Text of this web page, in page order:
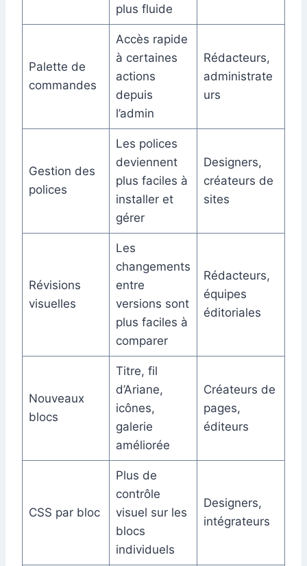
plus fluide
Palette de
commandes
Accès rapide
à certaines
actions
depuis
l’admin
Rédacteurs,
administrate
urs
Gestion des
polices
Les polices
deviennent
plus faciles à
installer et
gérer
Designers,
créateurs de
sites
Révisions
visuelles
Les
changements
entre
versions sont
plus faciles à
comparer
Rédacteurs,
équipes
éditoriales
Nouveaux
blocs
Titre, fil
d’Ariane,
icônes,
galerie
améliorée
Créateurs de
pages,
éditeurs
CSS par bloc
Plus de
contrôle
visuel sur les
blocs
individuels
Designers,
intégrateurs